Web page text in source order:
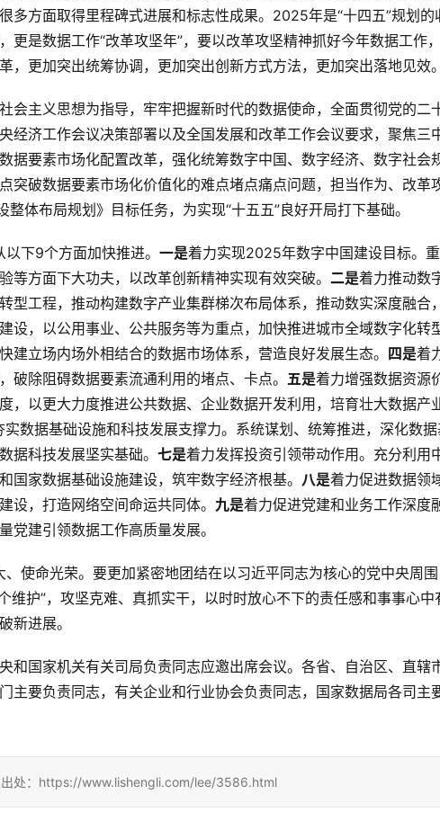
多方面取得里程碑式进展和标志性成果。2025年是“十四五”规划的
更是数据工作“改革攻坚年”，要以改革攻坚精神抓好今年数据工作
，更加突出统筹协调，更加突出创新方式方法，更加突出落地见效。
会主义思想为指导，牢牢把握新时代的数据使命，全面贯彻党的二
经济工作会议决策部署以及全国发展和改革工作会议要求，聚焦三
据要素市场化配置改革，强化统筹数字中国、数字经济、数字社会
突破数据要素市场化价值化的难点堵点痛点问题，担当作为、改革
体布局规划》目标任务，为实现“十五五”良好开局打下基础。
下9个方面加快推进。 一是着力实现2025年数字中国建设目标。
方面下大功夫，以改革创新精神实现有效突破。 二是着力推动数
型工程，推动构建数字产业集群梯次布局体系，推动数实深度融合
设，以公用事业、公共服务等为重点，加快推进城市全域数字化转型
建立场内场外相结合的数据市场体系，营造良好发展生态。 四是着
除阻碍数据要素流通利用的堵点、卡点。 五是着力增强数据资源
，以更大力度推进公共数据、企业数据开发利用，培育壮大数据产业
实数据基础设施和科技发展支撑力。系统谋划、统筹推进，深化数
据科技发展坚实基础。 七是着力发挥投资引领带动作用。充分利用
家数据基础设施建设，筑牢数字经济根基。 八是着力促进数据领
设，打造网络空间命运共同体。 九是着力促进党建和业务工作深度
党建引领数据工作高质量发展。
使命光荣。要更加紧密地团结在以习近平同志为核心的党中央周围
维护”，攻坚克难、真抓实干，以时时放心不下的责任感和事事心中
新进展。
和国家机关有关司局负责同志应邀出席会议。各省、自治区、直辖市
主要负责同志，有关企业和行业协会负责同志，国家数据局各司主
出处：https://www.lishengli.com/lee/3586.html